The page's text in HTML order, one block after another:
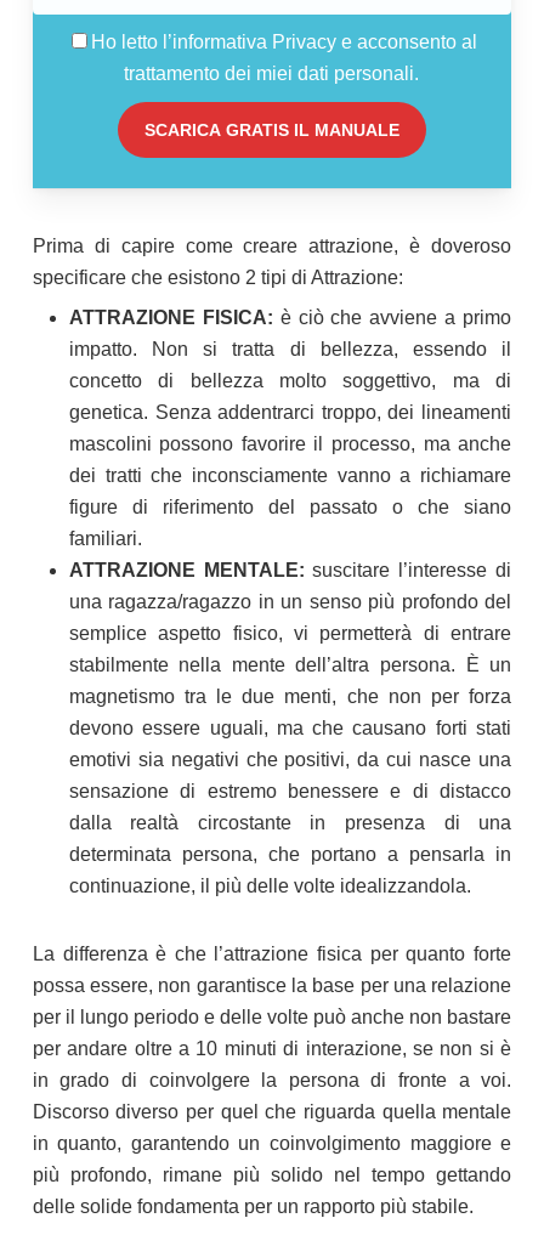
Ho letto l’informativa Privacy e acconsento al
trattamento dei miei dati personali.
Prima di capire come creare attrazione, è doveroso
specificare che esistono 2 tipi di Attrazione:
ATTRAZIONE FISICA: è ciò che avviene a primo
impatto. Non si tratta di bellezza, essendo il
concetto di bellezza molto soggettivo, ma di
genetica. Senza addentrarci troppo, dei lineamenti
mascolini possono favorire il processo, ma anche
dei tratti che inconsciamente vanno a richiamare
figure di riferimento del passato o che siano
familiari.
ATTRAZIONE MENTALE: suscitare l’interesse di
una ragazza/ragazzo in un senso più profondo del
semplice aspetto fisico, vi permetterà di entrare
stabilmente nella mente dell’altra persona. È un
magnetismo tra le due menti, che non per forza
devono essere uguali, ma che causano forti stati
emotivi sia negativi che positivi, da cui nasce una
sensazione di estremo benessere e di distacco
dalla realtà circostante in presenza di una
determinata persona, che portano a pensarla in
continuazione, il più delle volte idealizzandola.
La differenza è che l’attrazione fisica per quanto forte
possa essere, non garantisce la base per una relazione
per il lungo periodo e delle volte può anche non bastare
per andare oltre a 10 minuti di interazione, se non si è
in grado di coinvolgere la persona di fronte a voi.
Discorso diverso per quel che riguarda quella mentale
in quanto, garantendo un coinvolgimento maggiore e
più profondo, rimane più solido nel tempo gettando
delle solide fondamenta per un rapporto più stabile.